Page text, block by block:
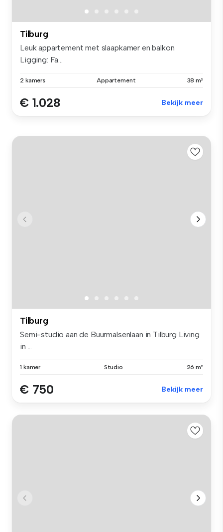
Tilburg
Leuk appartement met slaapkamer en balkon
Ligging: Fa...
2 kamers Appartement 38 m²
€ 1.028 Bekijk meer
Tilburg
Semi-studio aan de Buurmalsenlaan in Tilburg Living
in ...
1 kamer Studio 26 m²
€ 750 Bekijk meer